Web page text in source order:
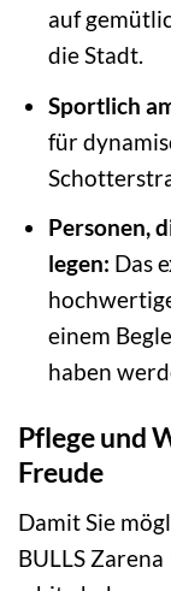
auf
die Stadt.
Sportlich
für
Personen,
legen: Das
einem
haben
Pflege und
Freude
Damit Sie
BULLS